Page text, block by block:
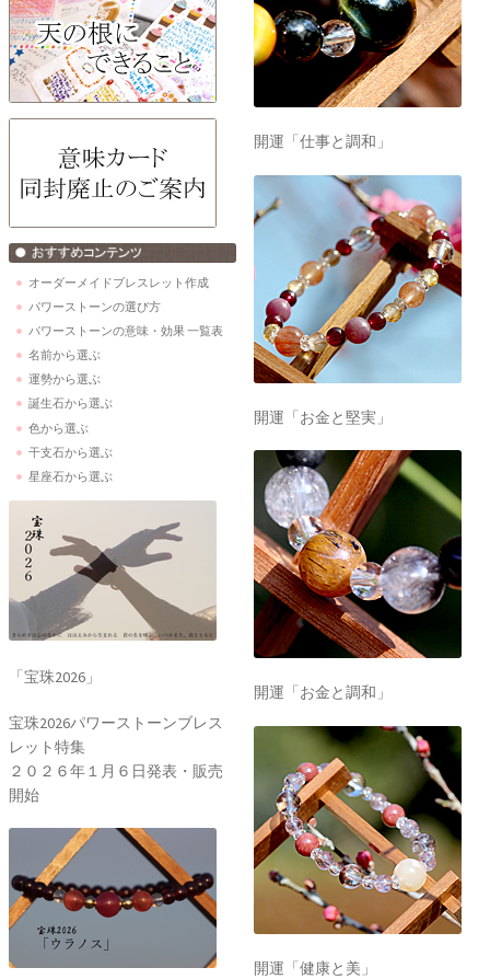
オーダーメイドブレスレット作成
パワーストーンの選び方
パワーストーンの意味・効果 一覧表
名前から選ぶ
運勢から選ぶ
誕生石から選ぶ
色から選ぶ
干支石から選ぶ
星座石から選ぶ
「宝珠2026」
宝珠2026パワーストーンブレス
レット特集
２０２６年１月６日発表・販売
開始
開運「仕事と調和」
開運「お金と堅実」
開運「お金と調和」
開運「健康と美」